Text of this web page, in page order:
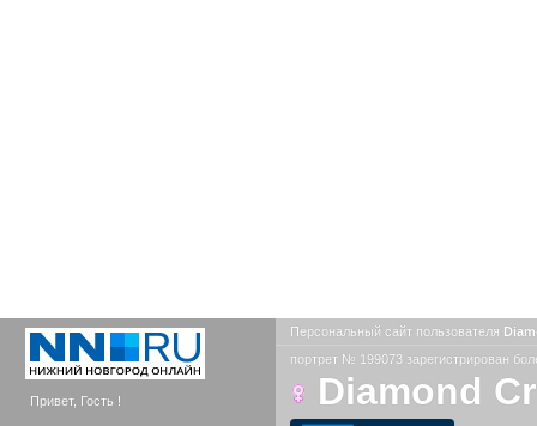
Привет, Гость !
Персональный сайт пользователя
портрет № 199073 зарегистрирован
Diamond